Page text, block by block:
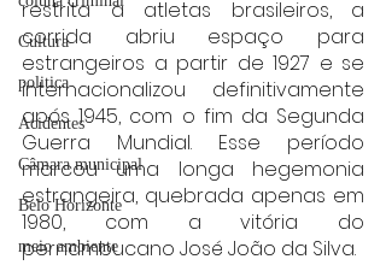
Cultura
politica
Acidentes
Câmara municipal
Belo Horizonte
meio ambiente
restrita a atletas brasileiros, a
corrida abriu espaço para
estrangeiros a partir de 1927 e se
internacionalizou definitivamente
após 1945, com o fim da Segunda
Guerra Mundial. Esse período
marcou uma longa hegemonia
estrangeira, quebrada apenas em
1980, com a vitória do
pernambucano José João da Silva.